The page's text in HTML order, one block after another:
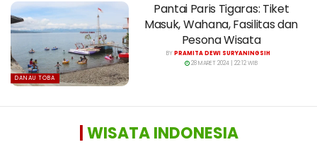
DANAU TOBA
Pantai Paris Tigaras: Tiket
Masuk, Wahana, Fasilitas dan
Pesona Wisata
BYPRAMITA DEWI SURYANINGSIH
28 MARET 2024 | 22:12 WIB
WISATA INDONESIA